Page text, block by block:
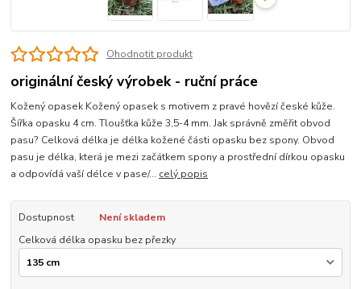
Ohodnotit produkt
originální český výrobek - ruční práce
Kožený opasek Kožený opasek s motivem z pravé hovězí české kůže.
Šířka opasku 4 cm. Tloušťka kůže 3,5-4 mm. Jak správně změřit obvod
pasu? Celková délka je délka kožené části opasku bez spony. Obvod
pasu je délka, která je mezi začátkem spony a prostřední dírkou opasku
a odpovídá vaší délce v pase/... celý popis
Dostupnost
Není skladem
Celková délka opasku bez přezky